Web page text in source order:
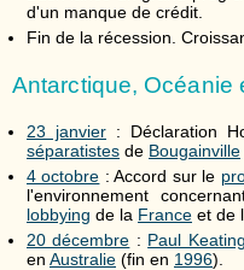
d'un manque de crédit.
Fin de la récession.
Antarctique, Océanie
23 janvier : Déclaration
séparatistes de Bougainville
4 octobre : Accord sur le
l'environnement
lobbying de la France et de
20 décembre : Paul Keating
en Australie (fin en 1996).